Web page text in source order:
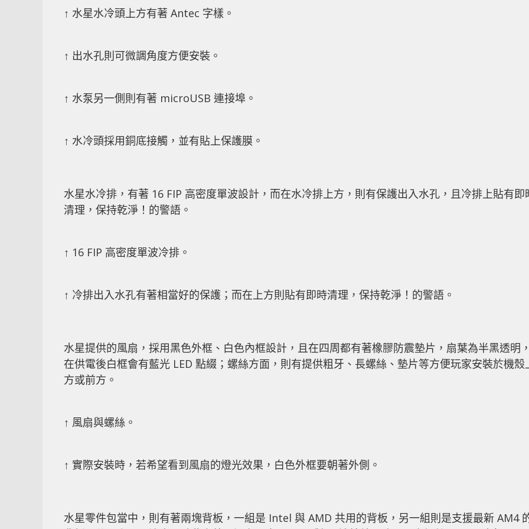
↑ 水星水冷頭上方有著 Antec 字樣。
↑ 出水孔則可微調角度方便安裝。
↑ 水泵另一側則有著 microUSB 連接埠。
↑ 水冷頭採用銅底接觸，並有貼上保護膜。
水星水冷排，有著 16 FIP 高密度單波設計，而在水冷排上方，則有保護出入水孔，且冷排上貼有即
清理，保持乾淨！的警語。
↑ 16 FIP 高密度單波冷排。
↑ 冷排出入水孔有著相當好的保護；而在上方則貼有即時清理，保持乾淨！的警語。
水星提供的風扇，採用黑色外框、白色內框設計，且在四周都有著橡膠防震墊片，扇葉為半黑透明
在供電後白框會有藍光 LED 點綴；螺絲方面，則有提供粗牙、長螺絲、墊片等方便玩家安裝於機殼
方或前方。
↑ 風扇與螺絲。
↑ 實際安裝時，若希望看到風扇的燈光效果，白色外框要朝著外側。
水星零件包當中，則有著兩塊背板，一組是 Intel 與 AMD 共用的背板，另一組則是支援最新 AM4